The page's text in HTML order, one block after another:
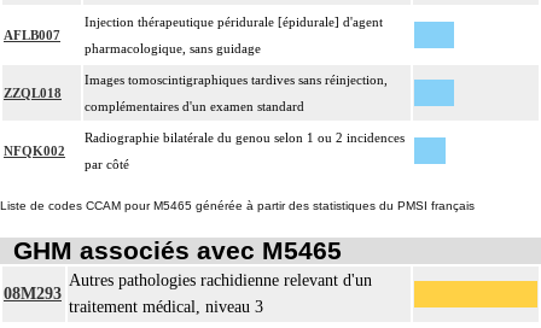
AFLB007
Injection thérapeutique péridurale [épidurale] d'agent
pharmacologique, sans guidage
ZZQL018
Images tomoscintigraphiques tardives sans réinjection,
complémentaires d'un examen standard
NFQK002
Radiographie bilatérale du genou selon 1 ou 2 incidences
par côté
Liste de codes CCAM pour M5465 générée à partir des statistiques du PMSI français
GHM associés avec M5465
08M293
Autres pathologies rachidienne relevant d'un
traitement médical, niveau 3